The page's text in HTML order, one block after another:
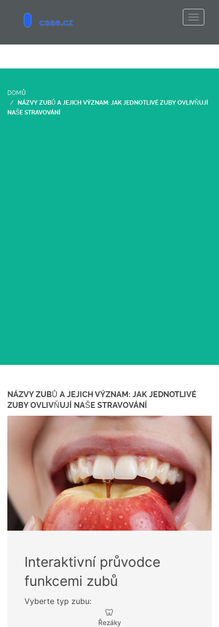
DOMŮ
NÁZVY ZUBŮ A JEJICH VÝZNAM: JAK JEDNOTLIVÉ ZUBY OVLIVŇUJÍ
NAŠE STRAVOVÁNÍ
NÁZVY ZUBŮ A JEJICH VÝZNAM: JAK JEDNOTLIVÉ
ZUBY OVLIVŇUJÍ NAŠE STRAVOVÁNÍ
Interaktivní průvodce
funkcemi zubů
Vyberte typ zubu:
🦷
Řezáky